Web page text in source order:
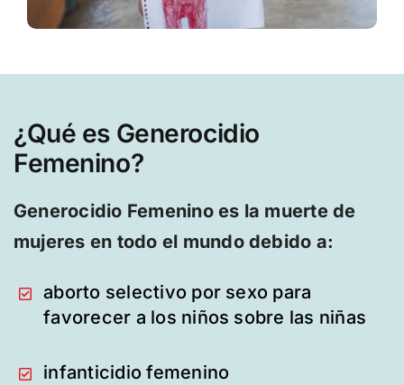
¿Qué es Generocidio
Femenino? ​
Generocidio Femenino es la muerte de
mujeres en todo el mundo debido a:
aborto selectivo por sexo para
favorecer a los niños sobre las niñas
infanticidio femenino